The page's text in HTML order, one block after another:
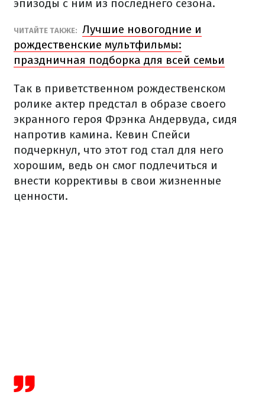
эпизоды с ним из последнего сезона.
ЧИТАЙТЕ ТАКЖЕ: Лучшие новогодние и
рождественские мультфильмы:
праздничная подборка для всей семьи
Так в приветственном рождественском
ролике актер предстал в образе своего
экранного героя Фрэнка Андервуда, сидя
напротив камина. Кевин Спейси
подчеркнул, что этот год стал для него
хорошим, ведь он смог подлечиться и
внести коррективы в свои жизненные
ценности.